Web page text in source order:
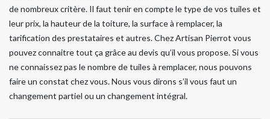
de nombreux critère. Il faut tenir en compte le type de vos tuiles et
leur prix, la hauteur de la toiture, la surface à remplacer, la
tarification des prestataires et autres. Chez Artisan Pierrot vous
pouvez connaitre tout ça grâce au devis qu’il vous propose. Si vous
ne connaissez pas le nombre de tuiles à remplacer, nous pouvons
faire un constat chez vous. Nous vous dirons s’il vous faut un
changement partiel ou un changement intégral.